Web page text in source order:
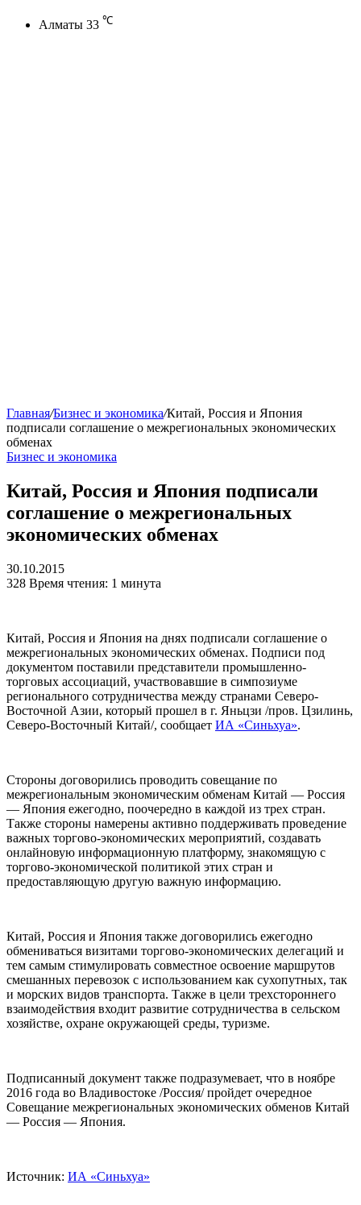
Алматы 33 ℃
Главная/Бизнес и экономика/Китай, Россия и Япония
подписали соглашение о межрегиональных экономических
обменах
Бизнес и экономика
Китай, Россия и Япония подписали
соглашение о межрегиональных
экономических обменах
30.10.2015
328 Время чтения: 1 минута
Китай, Россия и Япония на днях подписали соглашение о
межрегиональных экономических обменах. Подписи под
документом поставили представители промышленно-
торговых ассоциаций, участвовавшие в симпозиуме
регионального сотрудничества между странами Северо-
Восточной Азии, который прошел в г. Яньцзи /пров. Цзилинь,
Северо-Восточный Китай/, сообщает ИА «Синьхуа».
Стороны договорились проводить совещание по
межрегиональным экономическим обменам Китай — Россия
— Япония ежегодно, поочередно в каждой из трех стран.
Также стороны намерены активно поддерживать проведение
важных торгово-экономических мероприятий, создавать
онлайновую информационную платформу, знакомящую с
торгово-экономической политикой этих стран и
предоставляющую другую важную информацию.
Китай, Россия и Япония также договорились ежегодно
обмениваться визитами торгово-экономических делегаций и
тем самым стимулировать совместное освоение маршрутов
смешанных перевозок с использованием как сухопутных, так
и морских видов транспорта. Также в цели трехстороннего
взаимодействия входит развитие сотрудничества в сельском
хозяйстве, охране окружающей среды, туризме.
Подписанный документ также подразумевает, что в ноябре
2016 года во Владивостоке /Россия/ пройдет очередное
Совещание межрегиональных экономических обменов Китай
— Россия — Япония.
Источник: ИА «Синьхуа»